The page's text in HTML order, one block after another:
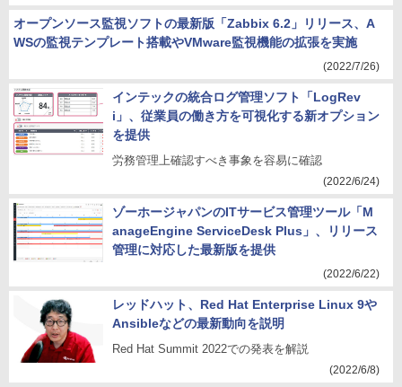
オープンソース監視ソフトの最新版「Zabbix 6.2」リリース、A
WSの監視テンプレート搭載やVMware監視機能の拡張を実施
(2022/7/26)
インテックの統合ログ管理ソフト「LogRev
i」、従業員の働き方を可視化する新オプション
を提供
労務管理上確認すべき事象を容易に確認
(2022/6/24)
ゾーホージャパンのITサービス管理ツール「M
anageEngine ServiceDesk Plus」、リリース
管理に対応した最新版を提供
(2022/6/22)
レッドハット、Red Hat Enterprise Linux 9や
Ansibleなどの最新動向を説明
Red Hat Summit 2022での発表を解説
(2022/6/8)